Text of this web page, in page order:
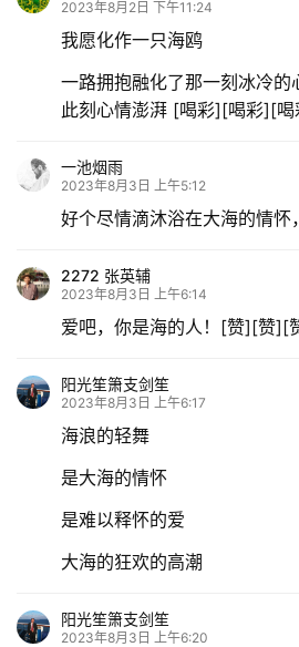
2023年8月2日 下午11:24
我愿化作一只海鸥
一路拥抱融化了那一刻冰冷的
此刻心情澎湃 [喝彩][喝彩][
一池烟雨
2023年8月3日 上午5:12
好个尽情滴沐浴在大海的情怀
2272 张英辅
2023年8月3日 上午6:14
爱吧，你是海的人！[赞][赞
阳光笙箫支剑笙
2023年8月3日 上午6:17
海浪的轻舞
是大海的情怀
是难以释怀的爱
大海的狂欢的高潮
阳光笙箫支剑笙
2023年8月3日 上午6:20